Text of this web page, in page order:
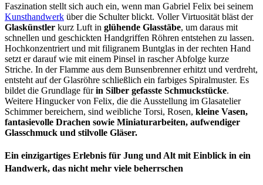
Faszination stellt sich auch ein, wenn man Gabriel Felix bei seinem
Kunsthandwerk über die Schulter blickt. Voller Virtuosität bläst der
Glaskünstler kurz Luft in glühende Glasstäbe, um daraus mit
schnellen und geschickten Handgriffen Röhren entstehen zu lassen.
Hochkonzentriert und mit filigranem Buntglas in der rechten Hand
setzt er darauf wie mit einem Pinsel in rascher Abfolge kurze
Striche. In der Flamme aus dem Bunsenbrenner erhitzt und verdreht,
entsteht auf der Glasröhre schließlich ein farbiges Spiralmuster. Es
bildet die Grundlage fürin Silber gefasste Schmuckstücke.
Weitere Hingucker von Felix, die die Ausstellung im Glasatelier
Schimmer bereichern, sind weibliche Torsi, Rosen, kleine Vasen,
fantasievolle Drachen sowie Miniaturarbeiten, aufwendiger
Glasschmuck und stilvolle Gläser.
Ein einzigartiges Erlebnis für Jung und Alt mit Einblick in ein
Handwerk, das nicht mehr viele beherrschen